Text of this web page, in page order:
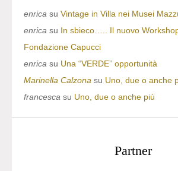
enrica su Vintage in Villa nei Musei
enrica su In sbieco….. Il nuovo
Fondazione Capucci
enrica su Una “VERDE” opportunità
Marinella Calzona su Uno, due o anche
francesca su Uno, due o anche più
Partner